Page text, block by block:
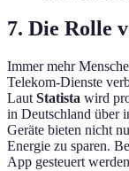
7. Die Rolle
Immer mehr
Telekom-Dienste
Laut Statista wird
in Deutschland über
Geräte bieten nicht
Energie zu sparen.
App gesteuert